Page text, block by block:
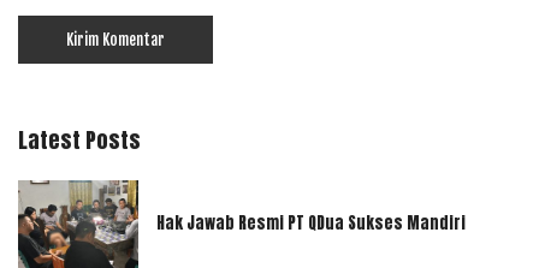
Latest Posts
Hak Jawab Resmi PT QDua Sukses Mandiri